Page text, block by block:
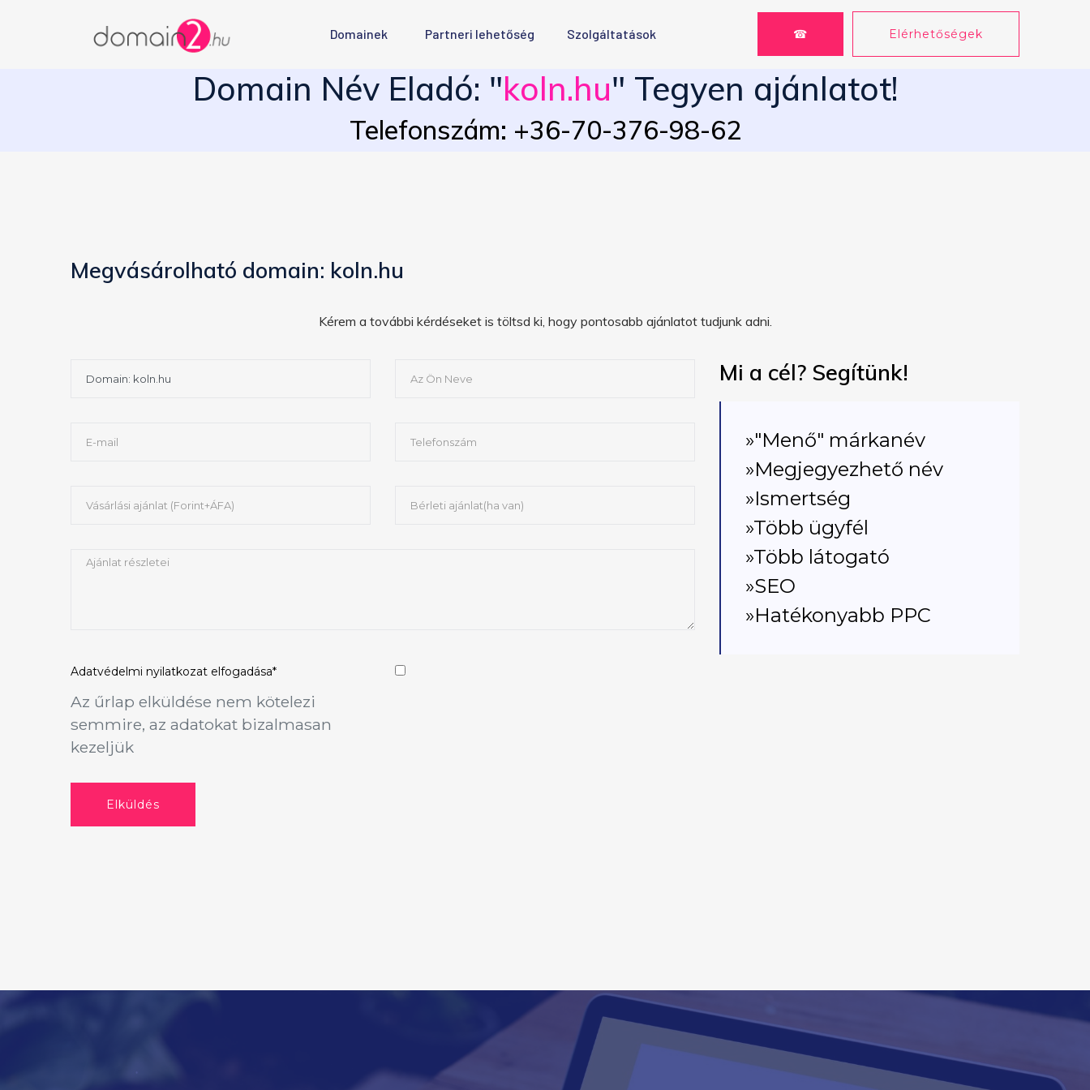
Domainek Partneri lehetőség Szolgáltatások ☎ Elérhetőségek
Domain Név Eladó: "koln.hu" Tegyen ajánlatot!
Telefonszám: +36-70-376-98-62
Megvásárolható domain: koln.hu
Kérem a további kérdéseket is töltsd ki, hogy pontosabb ajánlatot tudjunk adni.
Adatvédelmi nyilatkozat elfogadása*
Az űrlap elküldése nem kötelezi
semmire, az adatokat bizalmasan
kezeljük
Elküldés
Mi a cél? Segítünk!
»"Menő" márkanév
»Megjegyezhető név
»Ismertség
»Több ügyfél
»Több látogató
»SEO
»Hatékonyabb PPC